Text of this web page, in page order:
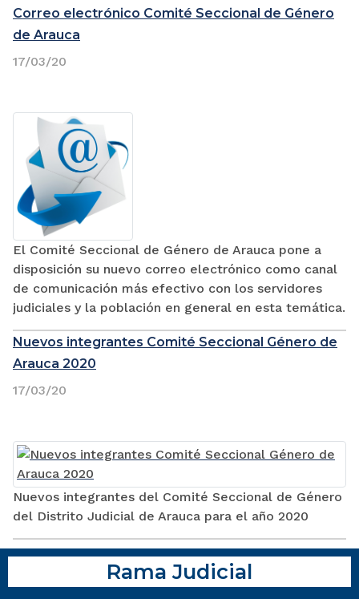
Correo electrónico Comité Seccional de Género
de Arauca
El Comité Seccional de Género de Arauca pone a
disposición su nuevo correo electrónico como canal
de comunicación más efectivo con los servidores
judiciales y la población en general en esta temática.
17/03/20
Nuevos integrantes Comité Seccional Género de
Arauca 2020
Nuevos integrantes del Comité Seccional de Género
del Distrito Judicial de Arauca para el año 2020
17/03/20
Rama Judicial